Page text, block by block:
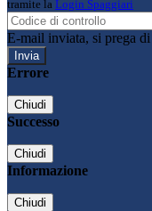
tramite la Login Spaggiari
E-mail inviata, si prega
Errore
Chiudi
Successo
Chiudi
Informazione
Chiudi